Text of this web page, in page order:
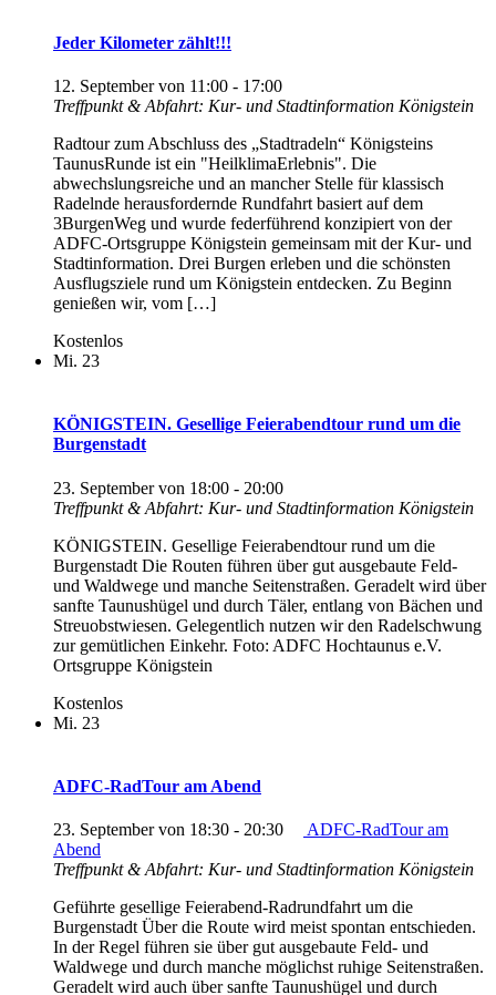
Jeder Kilometer zählt!!!
12. September von 11:00 - 17:00
Treffpunkt & Abfahrt: Kur- und Stadtinformation Königstein
Radtour zum Abschluss des „Stadtradeln“ Königsteins
TaunusRunde ist ein "HeilklimaErlebnis". Die
abwechslungsreiche und an mancher Stelle für klassisch
Radelnde herausfordernde Rundfahrt basiert auf dem
3BurgenWeg und wurde federführend konzipiert von der
ADFC-Ortsgruppe Königstein gemeinsam mit der Kur- und
Stadtinformation. Drei Burgen erleben und die schönsten
Ausflugsziele rund um Königstein entdecken. Zu Beginn
genießen wir, vom […]
Kostenlos
Mi. 23
KÖNIGSTEIN. Gesellige Feierabendtour rund um die
Burgenstadt
23. September von 18:00 - 20:00
Treffpunkt & Abfahrt: Kur- und Stadtinformation Königstein
KÖNIGSTEIN. Gesellige Feierabendtour rund um die
Burgenstadt Die Routen führen über gut ausgebaute Feld-
und Waldwege und manche Seitenstraßen. Geradelt wird über
sanfte Taunushügel und durch Täler, entlang von Bächen und
Streuobstwiesen. Gelegentlich nutzen wir den Radelschwung
zur gemütlichen Einkehr. Foto: ADFC Hochtaunus e.V.
Ortsgruppe Königstein
Kostenlos
Mi. 23
ADFC-RadTour am Abend
23. September von 18:30 - 20:30
ADFC-RadTour am
Abend
Treffpunkt & Abfahrt: Kur- und Stadtinformation Königstein
Geführte gesellige Feierabend-Radrundfahrt um die
Burgenstadt Über die Route wird meist spontan entschieden.
In der Regel führen sie über gut ausgebaute Feld- und
Waldwege und durch manche möglichst ruhige Seitenstraßen.
Geradelt wird auch über sanfte Taunushügel und durch